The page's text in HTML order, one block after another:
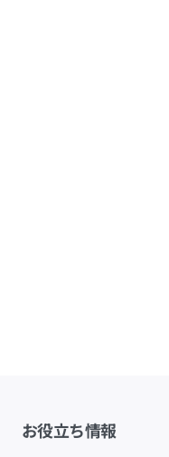
お役立ち情報